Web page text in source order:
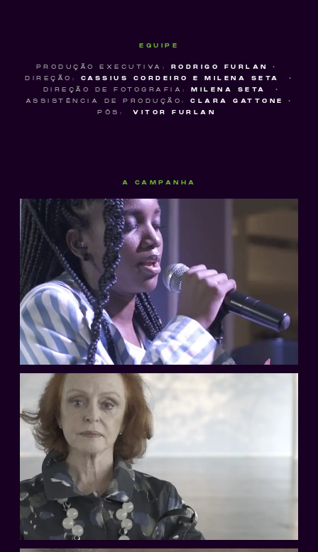
EQUIPE
PRODUÇÃO EXECUTIVA: RODRIGO FURLAN
•
DIREÇÃO: CASSIUS CORDEIRO E MILENA SETA
•
DIREÇÃO DE FOTOGRAFIA:
MILENA SETA
•
ASSISTÊNCIA DE PRODUÇÃO: CLARA GATTONE
•
PÓS:VITOR FURLAN
A CAMPANHA